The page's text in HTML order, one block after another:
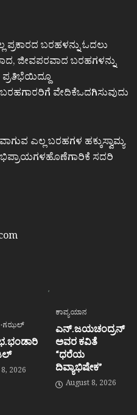
ಬರಹಳನ್ನು ಓದಲು
ಜೀವಪರವಾದ ಬರಹಗಳನ್ನು
ಪ್ರತಿಭೆಯಿದ್ದೂ
ವೇದಿಕೆಒದಗಿಸುವುದು
ಎಲ್ಲ ಬರಹಗಳ ಹಕ್ಕುಸ್ವಾಮ್ಯ
ಸದರಿ
ಗಝಲ್
2026
ಕಾವ್ಯಯಾನ
ಎನ್.ಜಯಚಂದ್ರನ್
ಅವರ ಕವಿತೆ
“ಧರೆಯ
ದಿವ್ಯಾಭಿಷೇಕ”
August 8, 2026